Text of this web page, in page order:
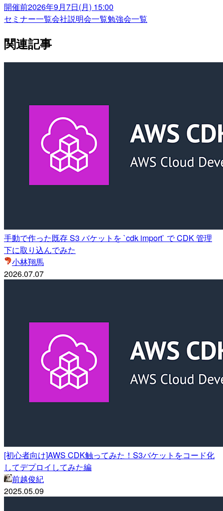
開催前2026年9月7日(月) 15:00
セミナー一覧会社説明会一覧勉強会一覧
関連記事
手動で作った既存 S3 バケットを `cdk import` で CDK 管理
下に取り込んでみた
小林翔馬
2026.07.07
[初心者向け]AWS CDK触ってみた！S3バケットをコード化
してデプロイしてみた編
前越俊紀
2025.05.09